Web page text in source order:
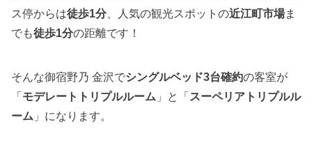
ス停からは徒歩1分、人気の観光スポットの近江町市場ま
でも徒歩1分の距離です！
そんな御宿野乃 金沢でシングルベッド3台確約の客室が
「 モデレートトリプルルーム 」と「 スーペリアトリプルル
ーム 」になります。